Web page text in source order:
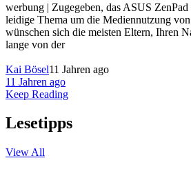
werbung | Zugegeben, das ASUS
leidige Thema um die Mediennutzung
wünschen sich die meisten Eltern, Ihren
lange von der
Kai Bösel11 Jahren ago
11 Jahren ago
Keep Reading
Lesetipps
View All